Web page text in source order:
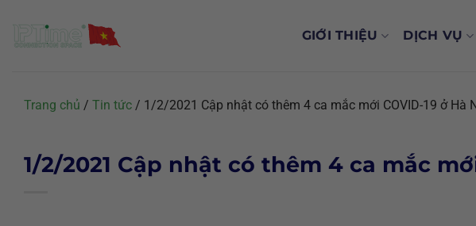
đến
GIỚI THIỆU DỊCH VỤ
Trang chủ / Tin tức / 1/2/2021 Cập nhật có thêm 4 ca mắc mới COVID-19 ở Hà
1/2/2021 Cập nhật có thêm 4 ca mắc